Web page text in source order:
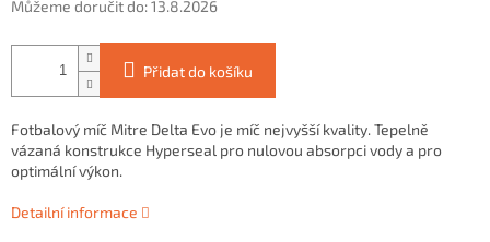
Můžeme doručit do:13.8.2026
Přidat do košíku
Fotbalový míč Mitre Delta Evo je míč nejvyšší kvality. Tepelně
vázaná konstrukce Hyperseal pro nulovou absorpci vody a pro
optimální výkon.
Detailní informace